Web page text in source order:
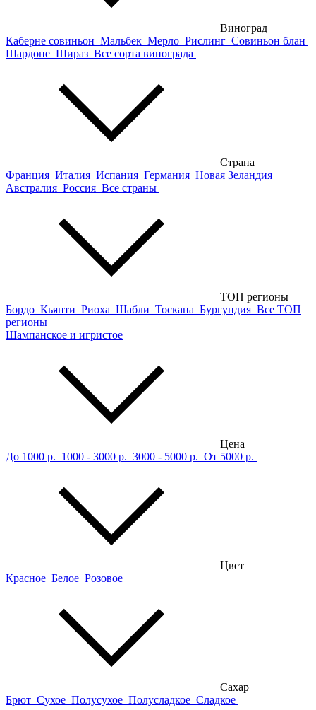
Виноград
Каберне совиньон Мальбек Мерло Рислинг Совиньон блан
Шардоне Шираз Все сорта винограда
Страна
Франция Италия Испания Германия Новая Зеландия
Австралия Россия Все страны
ТОП регионы
Бордо Кьянти Риоха Шабли Тоскана Бургундия Все ТОП
регионы
Шампанское и игристое
Цена
До 1000 р. 1000 - 3000 р. 3000 - 5000 р. От 5000 р.
Цвет
Красное Белое Розовое
Сахар
Брют Сухое Полусухое Полусладкое Сладкое